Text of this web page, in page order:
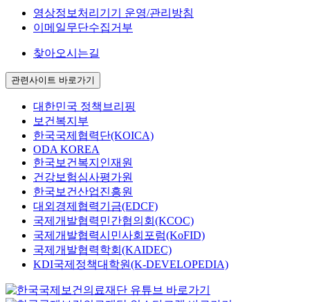
영상정보처리기기 운영/관리방침
이메일무단수집거부
찾아오시는길
관련사이트 바로가기
대한민국 정책브리핑
보건복지부
한국국제협력단(KOICA)
ODA KOREA
한국보건복지인재원
건강보험심사평가원
한국보건산업진흥원
대외경제협력기금(EDCF)
국제개발협력민간협의회(KCOC)
국제개발협력시민사회포럼(KoFID)
국제개발협력학회(KAIDEC)
KDI국제정책대학원(K-DEVELOPEDIA)